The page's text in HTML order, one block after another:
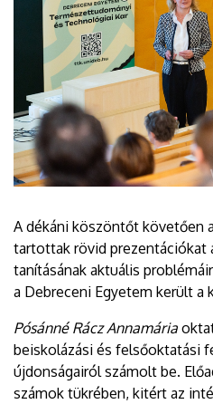
A dékáni köszöntőt követően
tartottak rövid prezentációkat
tanításának aktuális
a Debreceni Egyetem került a
Pósánné Rácz Annamária
beiskolázási és felsőoktatási
újdonságairól számolt be.
számok tükrében, kitért az